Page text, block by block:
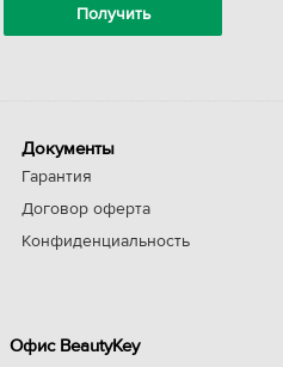
Документы
Гарантия
Договор оферта
Конфиденциальность
Офис BeautyKey